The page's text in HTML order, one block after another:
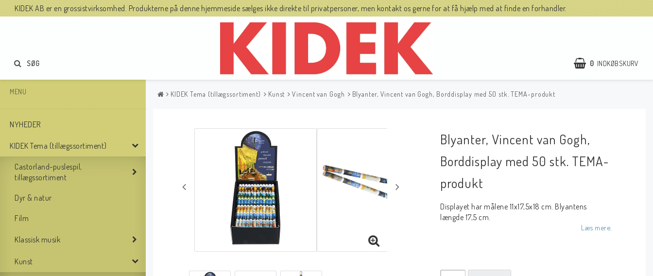
KIDEK AB er en grossistvirksomhed. Produkterne på denne hjemmeside sælges ikke direkte til privatpersoner, men kontakt os gerne for at få hjælp med at finde en forhandler.
0 INDKØBSKURV
SØG
MENU
NYHEDER
KIDEK Tema (tillægssortiment)
Castorland-puslespil,
tillægssortiment
Dyr & natur
Film
Klassisk musik
Kunst
KIDEK Tema (tillægssortiment) Kunst Vincent van Gogh Blyanter, Vincent van Gogh, Borddisplay med 50 stk. TEMA-produkt
Blyanter, Vincent van Gogh,
Borddisplay med 50 stk. TEMA-
produkt
Displayet har målene 11x17,5x18 cm. Blyantens
længde 17,5 cm.
Læs mere.